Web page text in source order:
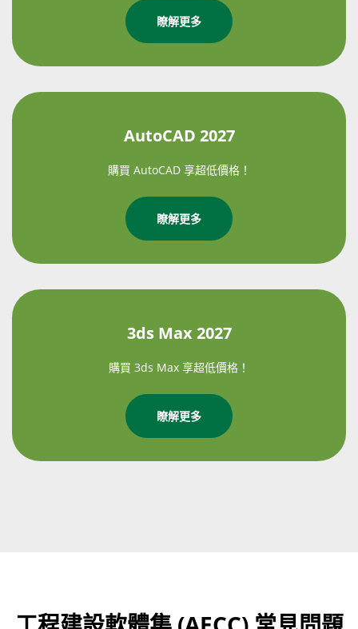
瞭解更多
AutoCAD 2027
購買 AutoCAD 享超低價格！
瞭解更多
3ds Max 2027
購買 3ds Max 享超低價格！
瞭解更多